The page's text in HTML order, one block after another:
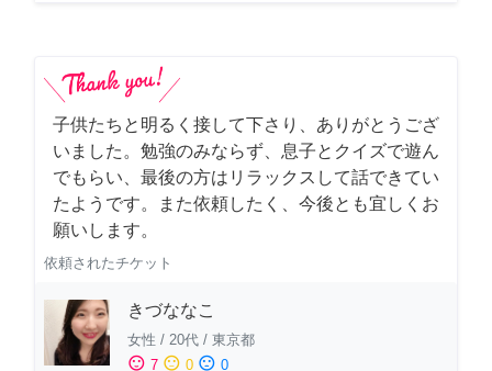
子供たちと明るく接して下さり、ありがとうござ
いました。勉強のみならず、息子とクイズで遊ん
でもらい、最後の方はリラックスして話できてい
たようです。また依頼したく、今後とも宜しくお
願いします。
依頼されたチケット
きづななこ
女性 / 20代 / 東京都
sentiment_satisfied 7 sentiment_neutral 0 sentiment_dissatisfied 0